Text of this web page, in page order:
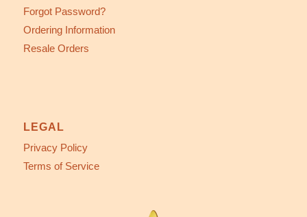
Forgot Password?
Ordering Information
Resale Orders
LEGAL
Privacy Policy
Terms of Service